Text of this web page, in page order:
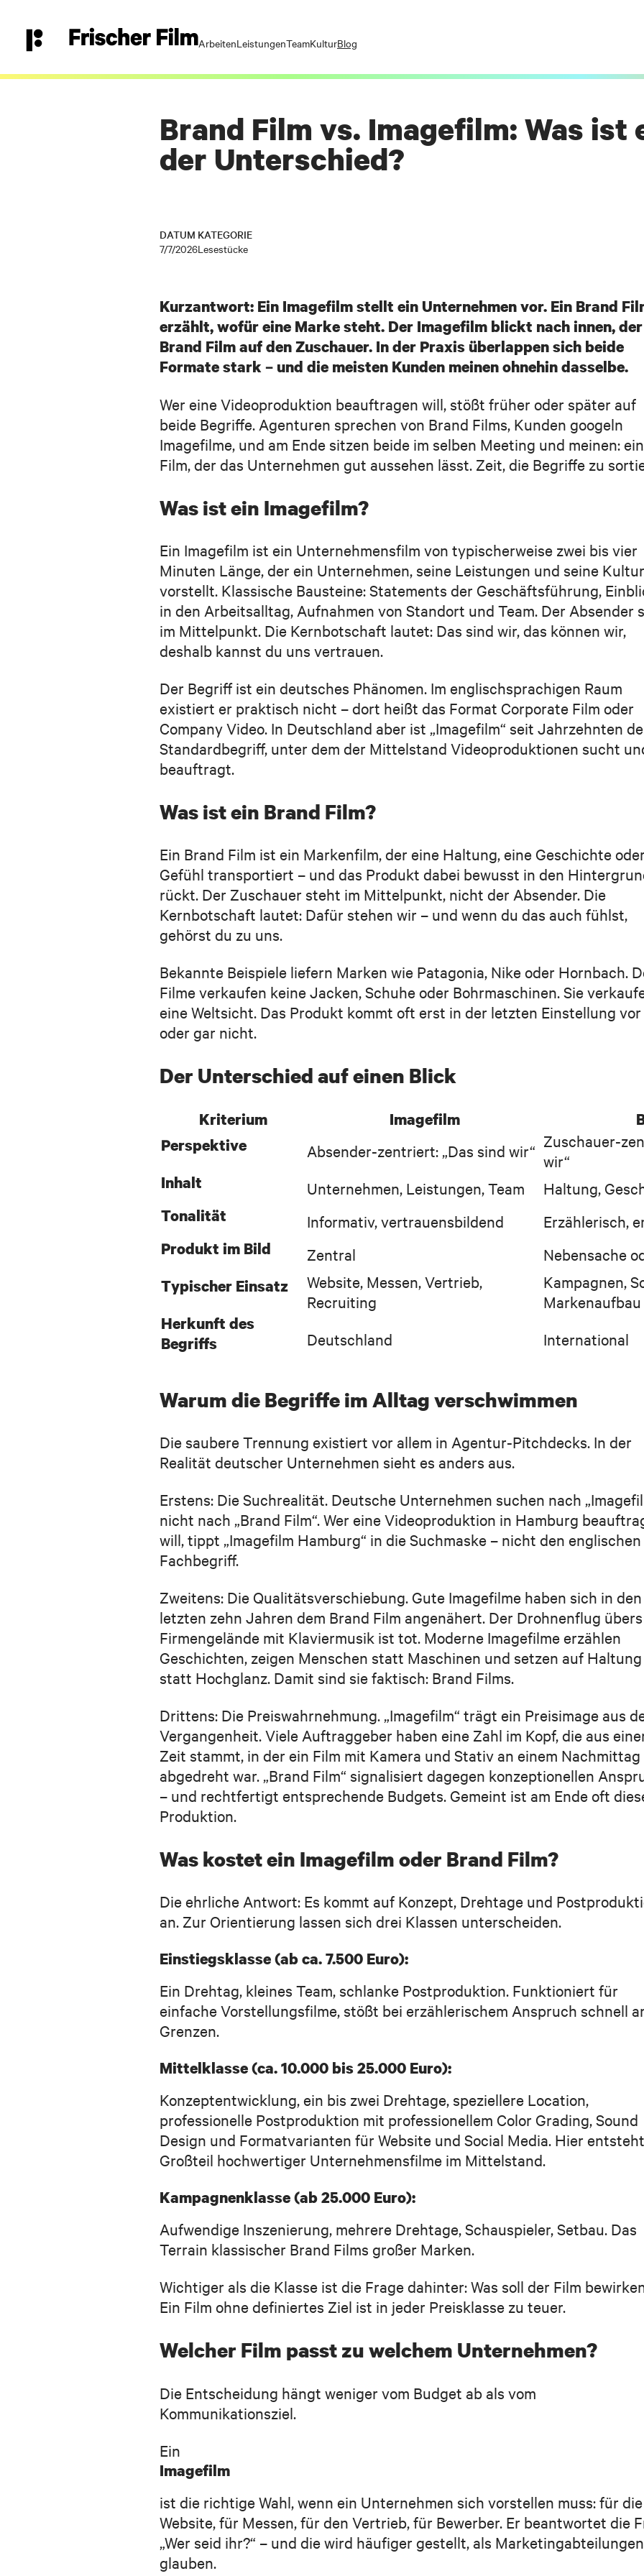
ArbeitenLeistungenTeamKulturBlog
Brand Film vs. Imagefilm: Was ist
der Unterschied?
DATUM
7/7/2026
KATEGORIE
Lesestücke
Kurzantwort: Ein Imagefilm stellt ein Unternehmen vor. Ein Brand
erzählt, wofür eine Marke steht. Der Imagefilm blickt nach innen, der
Brand Film auf den Zuschauer. In der Praxis überlappen sich beide
Formate stark – und die meisten Kunden meinen ohnehin dasselbe.
Wer eine Videoproduktion beauftragen will, stößt früher oder später auf
beide Begriffe. Agenturen sprechen von Brand Films, Kunden googeln
Imagefilme, und am Ende sitzen beide im selben Meeting und meinen:
Film, der das Unternehmen gut aussehen lässt. Zeit, die Begriffe zu
Was ist ein Imagefilm?
Ein Imagefilm ist ein Unternehmensfilm von typischerweise zwei bis vier
Minuten Länge, der ein Unternehmen, seine Leistungen und seine Kultur
vorstellt. Klassische Bausteine: Statements der Geschäftsführung,
in den Arbeitsalltag, Aufnahmen von Standort und Team. Der Absender
im Mittelpunkt. Die Kernbotschaft lautet: Das sind wir, das können wir,
deshalb kannst du uns vertrauen.
Der Begriff ist ein deutsches Phänomen. Im englischsprachigen Raum
existiert er praktisch nicht – dort heißt das Format Corporate Film oder
Company Video. In Deutschland aber ist „Imagefilm“ seit Jahrzehnten
Standardbegriff, unter dem der Mittelstand Videoproduktionen sucht
beauftragt.
Was ist ein Brand Film?
Ein Brand Film ist ein Markenfilm, der eine Haltung, eine Geschichte
Gefühl transportiert – und das Produkt dabei bewusst in den
rückt. Der Zuschauer steht im Mittelpunkt, nicht der Absender. Die
Kernbotschaft lautet: Dafür stehen wir – und wenn du das auch fühlst,
gehörst du zu uns.
Bekannte Beispiele liefern Marken wie Patagonia, Nike oder Hornbach.
Filme verkaufen keine Jacken, Schuhe oder Bohrmaschinen. Sie
eine Weltsicht. Das Produkt kommt oft erst in der letzten Einstellung vor
oder gar nicht.
Der Unterschied auf einen Blick
Kriterium Imagefilm
Perspektive
Absender-zentriert: „Das sind wir“ Zuschauer-
wir“
Inhalt
Unternehmen, Leistungen, Team
Haltung,
Tonalität
Informativ, vertrauensbildend
Erzählerisch,
Produkt im Bild
Zentral
Nebensache
Typischer Einsatz
Website, Messen, Vertrieb,
Recruiting
Kampagnen,
Markenaufbau
Herkunft des
Begriffs
Deutschland International
Warum die Begriffe im Alltag verschwimmen
Die saubere Trennung existiert vor allem in Agentur-Pitchdecks. In der
Realität deutscher Unternehmen sieht es anders aus.
Erstens: Die Suchrealität. Deutsche Unternehmen suchen nach
nicht nach „Brand Film“. Wer eine Videoproduktion in Hamburg
will, tippt „Imagefilm Hamburg“ in die Suchmaske – nicht den englischen
Fachbegriff.
Zweitens: Die Qualitätsverschiebung. Gute Imagefilme haben sich in den
letzten zehn Jahren dem Brand Film angenähert. Der Drohnenflug übers
Firmengelände mit Klaviermusik ist tot. Moderne Imagefilme erzählen
Geschichten, zeigen Menschen statt Maschinen und setzen auf Haltung
statt Hochglanz. Damit sind sie faktisch: Brand Films.
Drittens: Die Preiswahrnehmung. „Imagefilm“ trägt ein Preisimage aus
Vergangenheit. Viele Auftraggeber haben eine Zahl im Kopf, die aus
Zeit stammt, in der ein Film mit Kamera und Stativ an einem Nachmittag
abgedreht war. „Brand Film“ signalisiert dagegen konzeptionellen
– und rechtfertigt entsprechende Budgets. Gemeint ist am Ende oft
Produktion.
Was kostet ein Imagefilm oder Brand Film?
Die ehrliche Antwort: Es kommt auf Konzept, Drehtage und
an. Zur Orientierung lassen sich drei Klassen unterscheiden.
Einstiegsklasse (ab ca. 7.500 Euro):
Ein Drehtag, kleines Team, schlanke Postproduktion. Funktioniert für
einfache Vorstellungsfilme, stößt bei erzählerischem Anspruch schnell
Grenzen.
Mittelklasse (ca. 10.000 bis 25.000 Euro):
Konzeptentwicklung, ein bis zwei Drehtage, speziellere Location,
professionelle Postproduktion mit professionellem Color Grading, Sound
Design und Formatvarianten für Website und Social Media. Hier
Großteil hochwertiger Unternehmensfilme im Mittelstand.
Kampagnenklasse (ab 25.000 Euro):
Aufwendige Inszenierung, mehrere Drehtage, Schauspieler, Setbau. Das
Terrain klassischer Brand Films großer Marken.
Wichtiger als die Klasse ist die Frage dahinter: Was soll der Film
Ein Film ohne definiertes Ziel ist in jeder Preisklasse zu teuer.
Welcher Film passt zu welchem Unternehmen?
Die Entscheidung hängt weniger vom Budget ab als vom
Kommunikationsziel.
Ein
Imagefilm
ist die richtige Wahl, wenn ein Unternehmen sich vorstellen muss: für die
Website, für Messen, für den Vertrieb, für Bewerber. Er beantwortet die
„Wer seid ihr?“ – und die wird häufiger gestellt, als Marketingabteilungen
glauben.
Yes - let’s go!
die angegebene
Mehr als 750 Partner aus
Öffentlicher Sektor vertrauen
Film
Vor- und Nachname
Was müssen wir wissen? Hier bitte ein paar kurze Sätze zum Projekt.
Ich stimme den Datenschutzbedingungen zu.
Deine Daten werden selbstverständlich vertraulich behandelt und nur, um dich zu diesem Zweck zu kontaktieren.
Datenschutzbestimmungen